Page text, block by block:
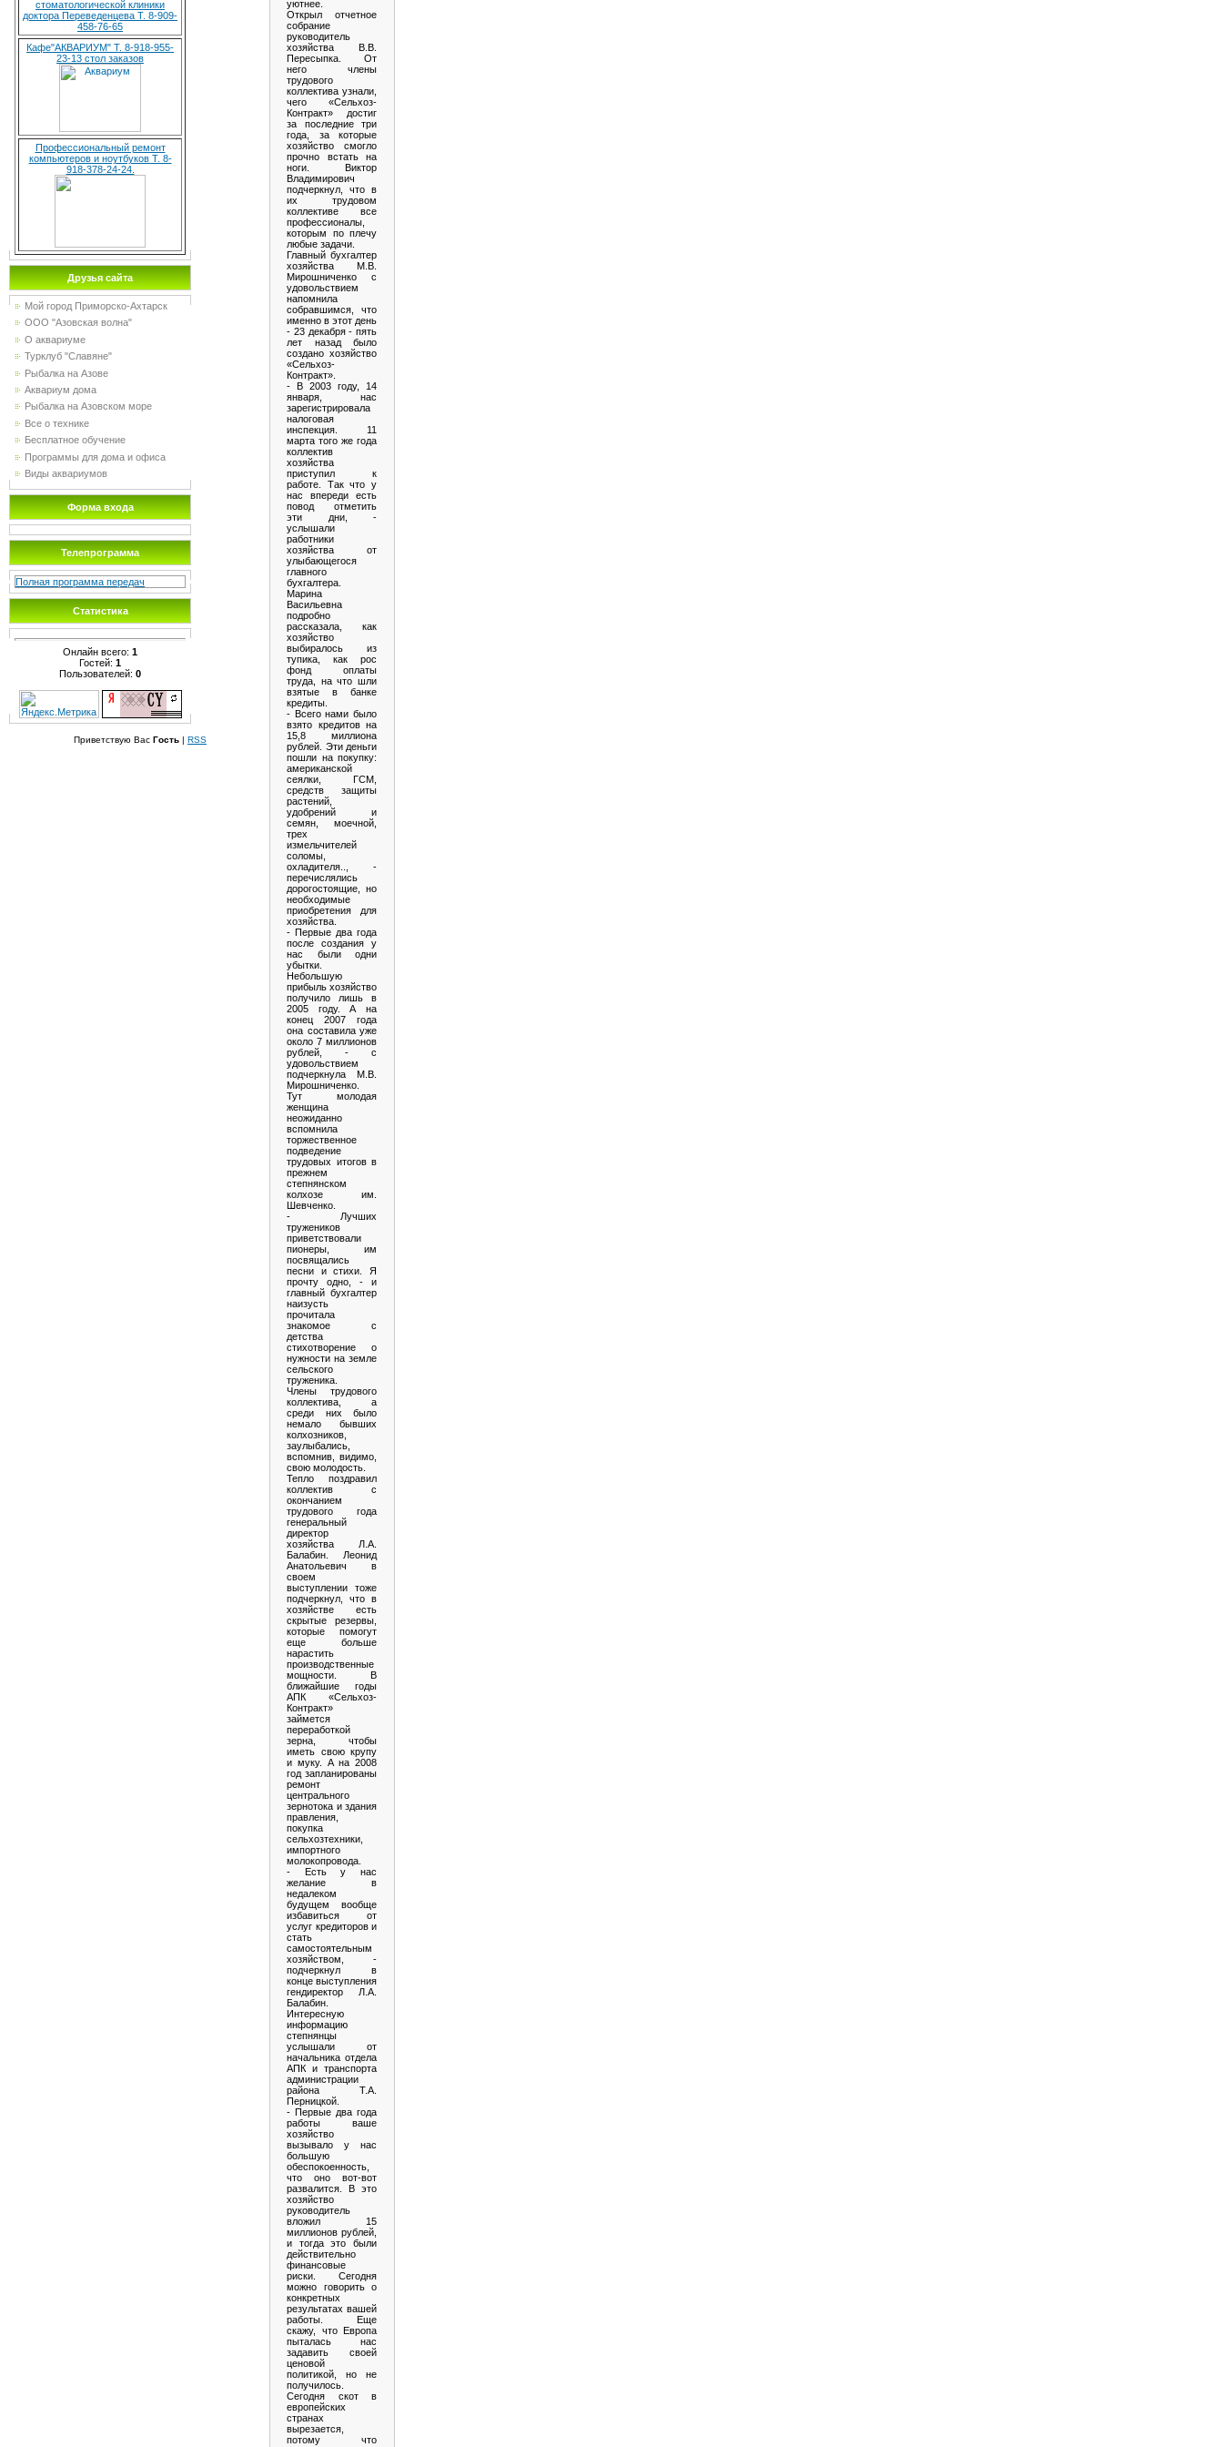
стоматологической клиники
доктора Переведенцева Т. 8-909-
458-76-65
Кафе"АКВАРИУМ" Т. 8-918-955-
23-13 стол заказов
Профессиональный ремонт
компьютеров и ноутбуков Т. 8-
918-378-24-24.
Друзья сайта
Мой город Приморско-Ахтарск
ООО "Азовская волна"
О аквариуме
Турклуб "Славяне"
Рыбалка на Азове
Аквариум дома
Рыбалка на Азовском море
Все о технике
Бесплатное обучение
Программы для дома и офиса
Виды аквариумов
Форма входа
Телепрограмма
Полная программа передач
Статистика
Онлайн всего: 1
Гостей: 1
Пользователей: 0
Приветствую Вас Гость | RSS
уютнее.
Открыл отчетное
собрание
руководитель
хозяйства В.В.
Пересыпка. От
него члены
трудового
коллектива узнали,
чего «Сельхоз-
Контракт» достиг
за последние три
года, за которые
хозяйство смогло
прочно встать на
ноги. Виктор
Владимирович
подчеркнул, что в
их трудовом
коллективе все
профессионалы,
которым по плечу
любые задачи.
Главный бухгалтер
хозяйства М.В.
Мирошниченко с
удовольствием
напомнила
собравшимся, что
именно в этот день
- 23 декабря - пять
лет назад было
создано хозяйство
«Сельхоз-
Контракт».
- В 2003 году, 14
января, нас
зарегистрировала
налоговая
инспекция. 11
марта того же года
коллектив
хозяйства
приступил к
работе. Так что у
нас впереди есть
повод отметить
эти дни, -
услышали
работники
хозяйства от
улыбающегося
главного
бухгалтера.
Марина
Васильевна
подробно
рассказала, как
хозяйство
выбиралось из
тупика, как рос
фонд оплаты
труда, на что шли
взятые в банке
кредиты.
- Всего нами было
взято кредитов на
15,8 миллиона
рублей. Эти деньги
пошли на покупку:
американской
сеялки, ГСМ,
средств защиты
растений,
удобрений и
семян, моечной,
трех
измельчителей
соломы,
охладителя.., -
перечислялись
дорогостоящие, но
необходимые
приобретения для
хозяйства.
- Первые два года
после создания у
нас были одни
убытки.
Небольшую
прибыль хозяйство
получило лишь в
2005 году. А на
конец 2007 года
она составила уже
около 7 миллионов
рублей, - с
удовольствием
подчеркнула М.В.
Мирошниченко.
Тут молодая
женщина
неожиданно
вспомнила
торжественное
подведение
трудовых итогов в
прежнем
степнянском
колхозе им.
Шевченко.
- Лучших
тружеников
приветствовали
пионеры, им
посвящались
песни и стихи. Я
прочту одно, - и
главный бухгалтер
наизусть
прочитала
знакомое с
детства
стихотворение о
нужности на земле
сельского
труженика.
Члены трудового
коллектива, а
среди них было
немало бывших
колхозников,
заулыбались,
вспомнив, видимо,
свою молодость.
Тепло поздравил
коллектив с
окончанием
трудового года
генеральный
директор
хозяйства Л.А.
Балабин. Леонид
Анатольевич в
своем
выступлении тоже
подчеркнул, что в
хозяйстве есть
скрытые резервы,
которые помогут
еще больше
нарастить
производственные
мощности. В
ближайшие годы
АПК «Сельхоз-
Контракт»
займется
переработкой
зерна, чтобы
иметь свою крупу
и муку. А на 2008
год запланированы
ремонт
центрального
зернотока и здания
правления,
покупка
сельхозтехники,
импортного
молокопровода.
- Есть у нас
желание в
недалеком
будущем вообще
избавиться от
услуг кредиторов и
стать
самостоятельным
хозяйством, -
подчеркнул в
конце выступления
гендиректор Л.А.
Балабин.
Интересную
информацию
степнянцы
услышали от
начальника отдела
АПК и транспорта
администрации
района Т.А.
Перницкой.
- Первые два года
работы ваше
хозяйство
вызывало у нас
большую
обеспокоенность,
что оно вот-вот
развалится. В это
хозяйство
руководитель
вложил 15
миллионов рублей,
и тогда это были
действительно
финансовые
риски. Сегодня
можно говорить о
конкретных
результатах вашей
работы. Еще
скажу, что Европа
пыталась нас
задавить своей
ценовой
политикой, но не
получилось.
Сегодня скот в
европейских
странах
вырезается,
потому что